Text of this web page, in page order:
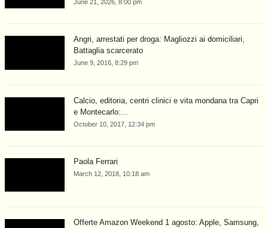
June 21, 2026, 8:00 pm
Angri, arrestati per droga: Magliozzi ai domiciliari,
Battaglia scarcerato
June 9, 2016, 8:29 pm
Calcio, editoria, centri clinici e vita mondana tra Capri
e Montecarlo:...
October 10, 2017, 12:34 pm
Paola Ferrari
March 12, 2018, 10:18 am
Offerte Amazon Weekend 1 agosto: Apple, Samsung,